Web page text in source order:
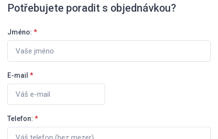
Potřebujete poradit s objednávkou?
Jméno: *
E-mail *
Telefon: *